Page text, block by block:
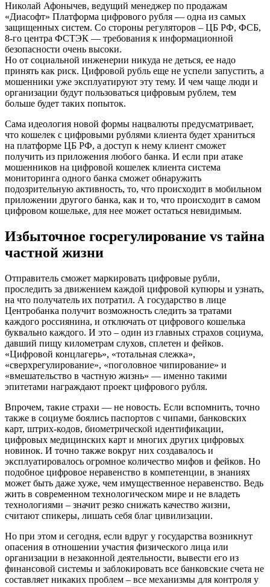
Николай Афонычев, ведущий менеджер по продажам
«Диасофт» Платформа цифрового рубля — одна из самых
защищенных систем. Со стороны регуляторов – ЦБ РФ, ФСБ,
8-го центра ФСТЭК — требования к информационной
безопасности очень высоки.
Но от социальной инженерии никуда не деться, ее надо
принять как риск. Цифровой рубль еще не успели запустить, а
мошенники уже эксплуатируют эту тему. И чем чаще люди и
организации будут пользоваться цифровым рублем, тем
больше будет таких попыток.
Сама идеология новой формы нацвалюты предусматривает,
что кошелек с цифровыми рублями клиента будет храниться
на платформе ЦБ РФ, а доступ к нему клиент сможет
получить из приложения любого банка. И если при атаке
мошенников на цифровой кошелек клиента система
мониторинга одного банка сможет обнаружить
подозрительную активность, то, что происходит в мобильном
приложении другого банка, как и то, что происходит в самом
цифровом кошельке, для нее может остаться невидимым.
Избыточное госрегулирование vs тайна
частной жизни
Отправитель сможет маркировать цифровые рубли,
проследить за движением каждой цифровой купюры и узнать,
на что получатель их потратил. А государство в лице
Центробанка получит возможность следить за тратами
каждого россиянина, и отключать от цифрового кошелька
буквально каждого. И это – один из главных страхов социума,
давший пищу километрам слухов, сплетен и фейков.
«Цифровой концлагерь», «тотальная слежка»,
«сверхрегулирование», «поголовное чипирование» и
«вмешательство в частную жизнь» — именно такими
эпитетами награждают проект цифрового рубля.
Впрочем, такие страхи — не новость. Если вспомнить, точно
также в социуме боялись паспортов с чипами, банковских
карт, штрих-кодов, биометрической идентификации,
цифровых медицинских карт и многих других цифровых
новинок. И точно также вокруг них создавалось и
эксплуатировалось огромное количество мифов и фейков. Но
подобное цифровое неравенство в компетенции, в знаниях
может быть даже хуже, чем имущественное неравенство. Ведь
жить в современном технологическом мире и не владеть
технологиями – значит резко снижать качество жизни,
считают спикеры, лишать себя благ цивилизации.
Но при этом и сегодня, если вдруг у государства возникнут
опасения в отношении участия физического лица или
организации в незаконной деятельности, вывести его из
финансовой системы и заблокировать все банковские счета не
составляет никаких проблем – все механизмы для контроля у